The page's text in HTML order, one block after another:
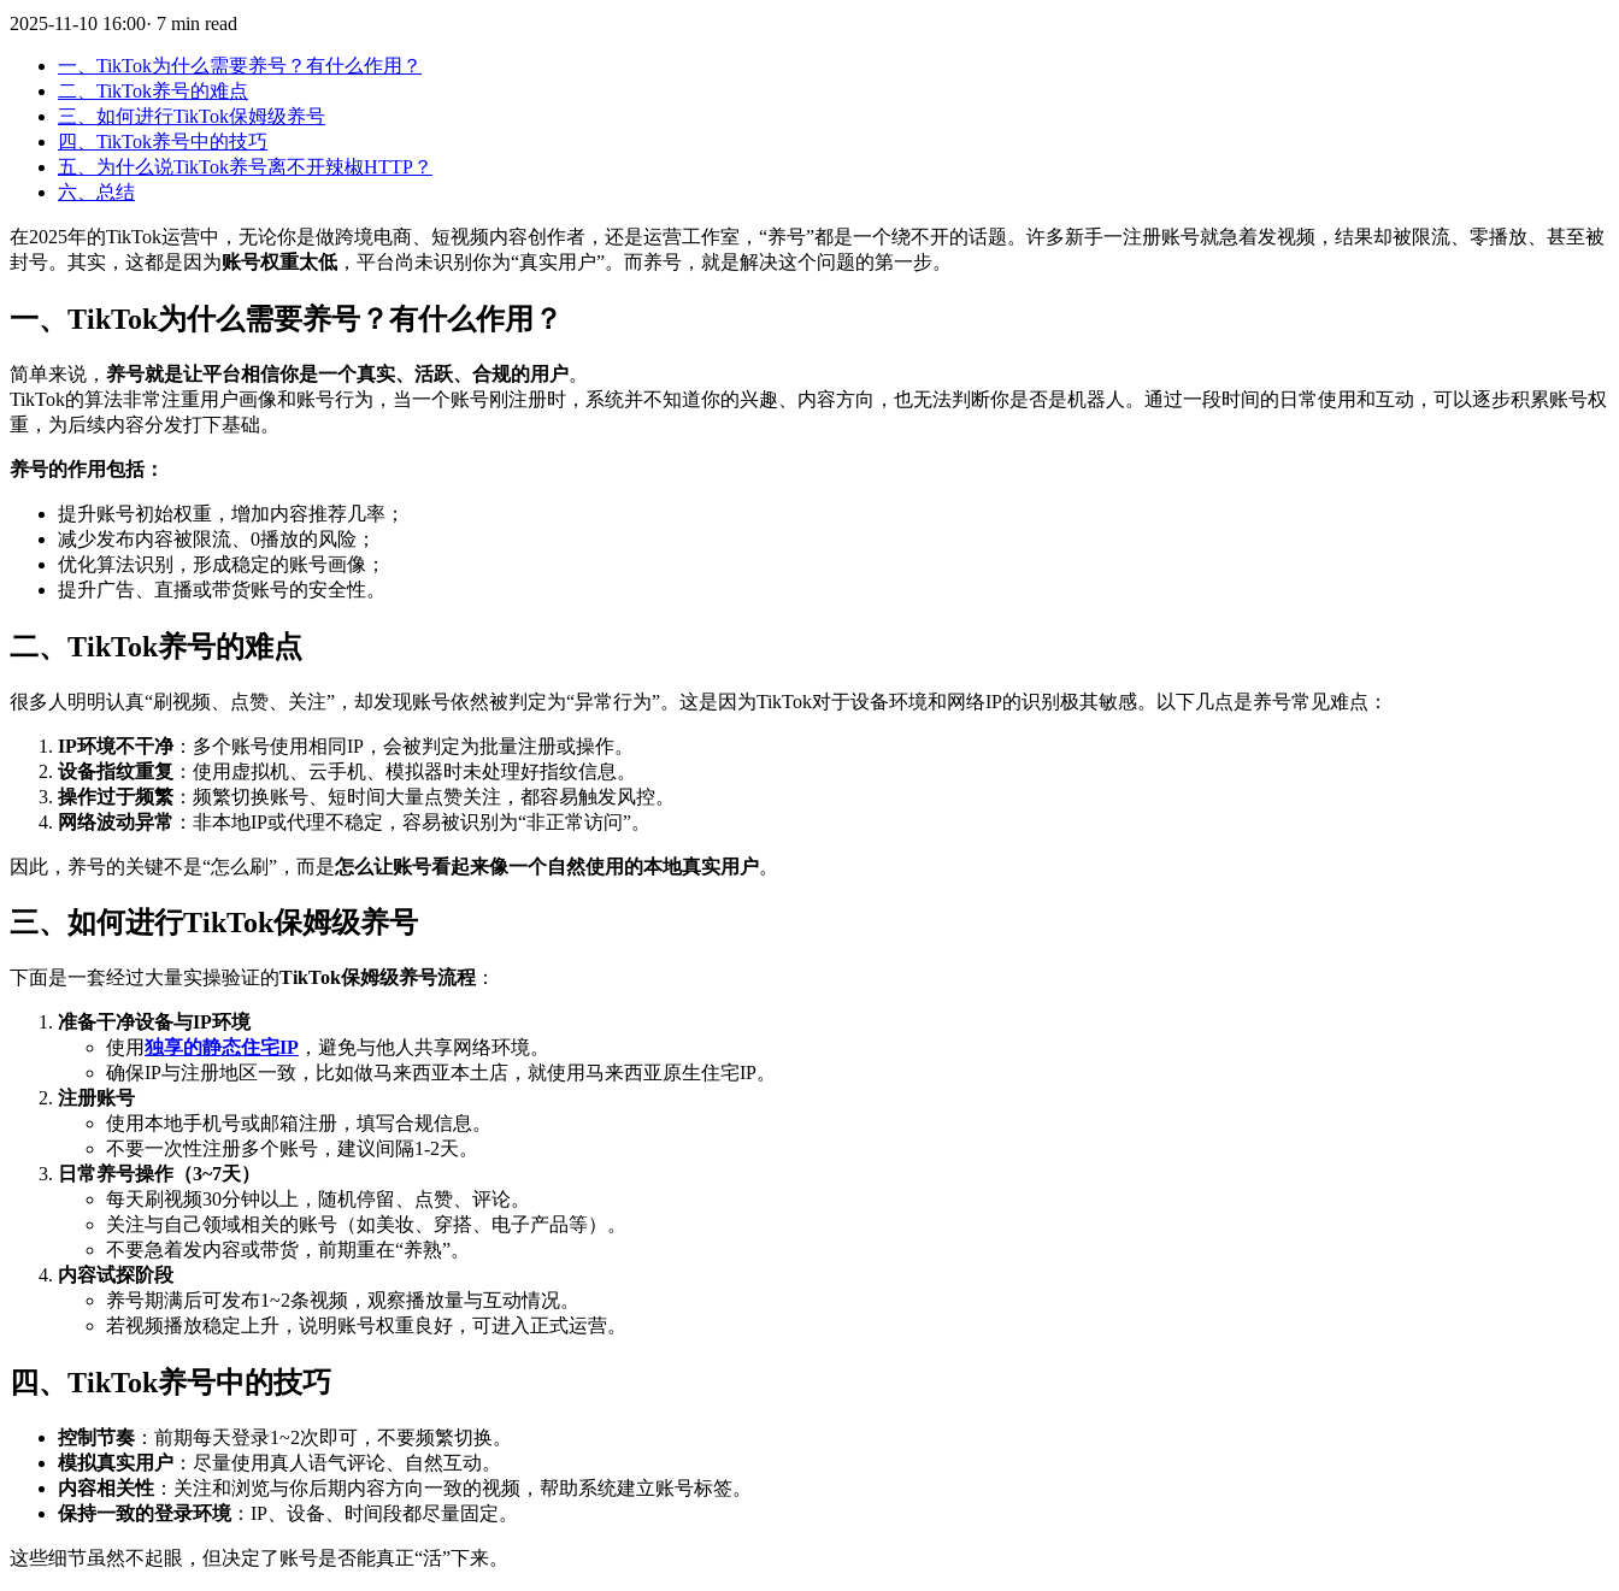
2025-11-10 16:00· 7 min read
一、TikTok为什么需要养号？有什么作用？
二、TikTok养号的难点
三、如何进行TikTok保姆级养号
四、TikTok养号中的技巧
五、为什么说TikTok养号离不开辣椒HTTP？
六、总结
在2025年的TikTok运营中，无论你是做跨境电商、短视频内容创作者，还是运营工作室，“养号”都是一个绕不开的话题。许多新手一注册账号就急着发视频，结果却被限流、零播放、甚至被
封号。其实，这都是因为账号权重太低 ，平台尚未识别你为“真实用户”。而养号，就是解决这个问题的第一步。
一、TikTok为什么需要养号？有什么作用？
简单来说， 养号就是让平台相信你是一个真实、活跃、合规的用户。
TikTok的算法非常注重用户画像和账号行为，当一个账号刚注册时，系统并不知道你的兴趣、内容方向，也无法判断你是否是机器人。通过一段时间的日常使用和互动，可以逐步积累账号权
重，为后续内容分发打下基础。
养号的作用包括：
提升账号初始权重，增加内容推荐几率；
减少发布内容被限流、0播放的风险；
优化算法识别，形成稳定的账号画像；
提升广告、直播或带货账号的安全性。
二、TikTok养号的难点
很多人明明认真“刷视频、点赞、关注”，却发现账号依然被判定为“异常行为”。这是因为TikTok对于设备环境和网络IP的识别极其敏感。以下几点是养号常见难点：
IP环境不干净：多个账号使用相同IP，会被判定为批量注册或操作。
设备指纹重复 ：使用虚拟机、云手机、模拟器时未处理好指纹信息。
操作过于频繁 ：频繁切换账号、短时间大量点赞关注，都容易触发风控。
网络波动异常 ：非本地IP或代理不稳定，容易被识别为“非正常访问”。
因此，养号的关键不是“怎么刷”，而是怎么让账号看起来像一个自然使用的本地真实用户。
三、如何进行TikTok保姆级养号
下面是一套经过大量实操验证的TikTok保姆级养号流程 ：
准备干净设备与IP环境
使用独享的静态住宅IP ，避免与他人共享网络环境。
确保IP与注册地区一致，比如做马来西亚本土店，就使用马来西亚原生住宅IP。
注册账号
使用本地手机号或邮箱注册，填写合规信息。
不要一次性注册多个账号，建议间隔1-2天。
日常养号操作（3~7天）
每天刷视频30分钟以上，随机停留、点赞、评论。
关注与自己领域相关的账号（如美妆、穿搭、电子产品等）。
不要急着发内容或带货，前期重在“养熟”。
内容试探阶段
养号期满后可发布1~2条视频，观察播放量与互动情况。
若视频播放稳定上升，说明账号权重良好，可进入正式运营。
四、TikTok养号中的技巧
控制节奏 ：前期每天登录1~2次即可，不要频繁切换。
模拟真实用户 ：尽量使用真人语气评论、自然互动。
内容相关性 ：关注和浏览与你后期内容方向一致的视频，帮助系统建立账号标签。
保持一致的登录环境：IP、设备、时间段都尽量固定。
这些细节虽然不起眼，但决定了账号是否能真正“活”下来。